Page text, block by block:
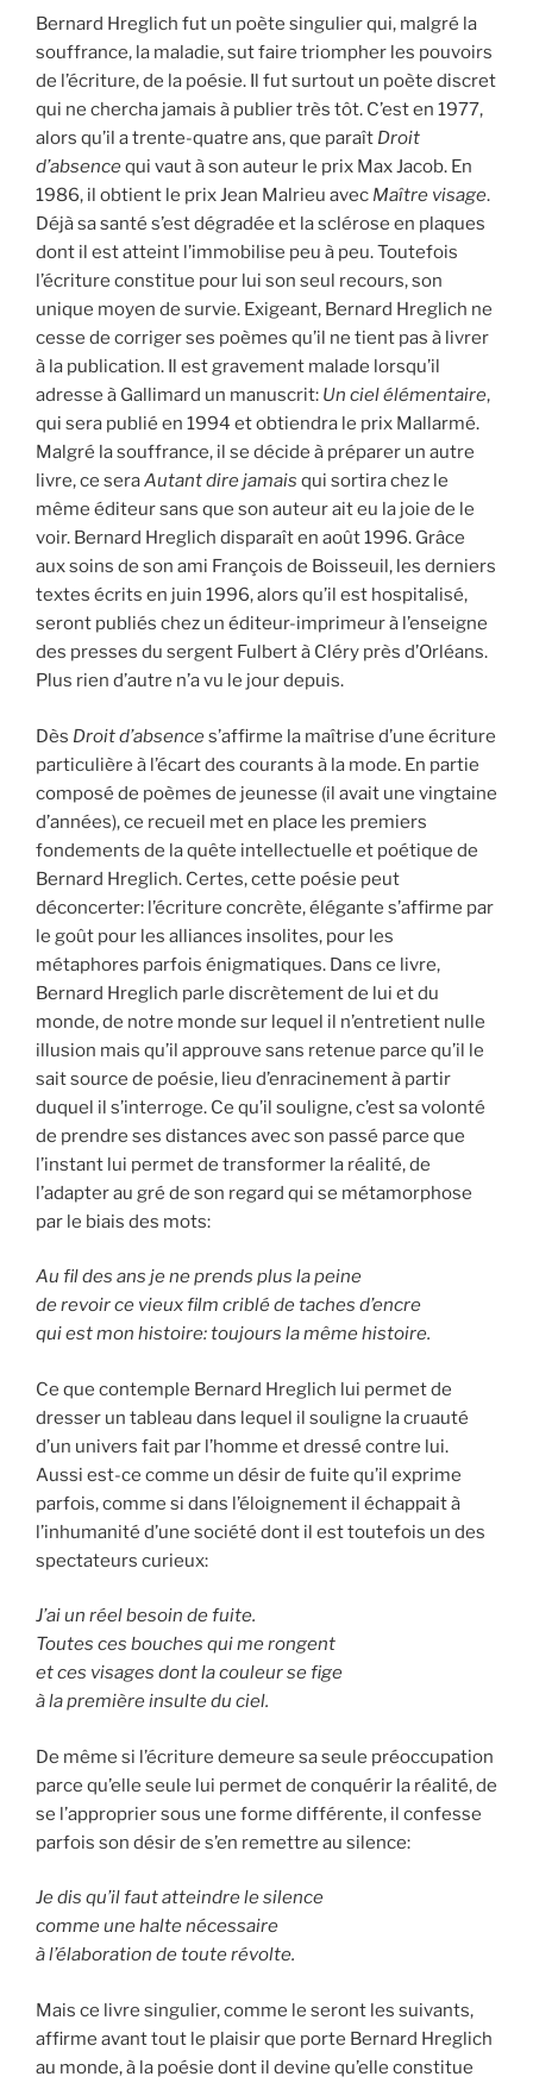
Bernard Hreglich fut un poète singulier qui, malgré la
souffrance, la maladie, sut faire triompher les pouvoirs
de l’écriture, de la poésie. Il fut surtout un poète discret
qui ne chercha jamais à publier très tôt. C’est en 1977,
alors qu’il a trente-quatre ans, que paraît Droit
d’absencequi vaut à son auteur le prix Max Jacob. En
1986, il obtient le prix Jean Malrieu avec Maître visage.
Déjà sa santé s’est dégradée et la sclérose en plaques
dont il est atteint l’immobilise peu à peu. Toutefois
l’écriture constitue pour lui son seul recours, son
unique moyen de survie. Exigeant, Bernard Hreglich ne
cesse de corriger ses poèmes qu’il ne tient pas à livrer
à la publication. Il est gravement malade lorsqu’il
adresse à Gallimard un manuscrit: Un ciel élémentaire,
qui sera publié en 1994 et obtiendra le prix Mallarmé.
Malgré la souffrance, il se décide à préparer un autre
livre, ce seraAutant dire jamais qui sortira chez le
même éditeur sans que son auteur ait eu la joie de le
voir. Bernard Hreglich disparaît en août 1996. Grâce
aux soins de son ami François de Boisseuil, les derniers
textes écrits en juin 1996, alors qu’il est hospitalisé,
seront publiés chez un éditeur-imprimeur à l’enseigne
des presses du sergent Fulbert à Cléry près d’Orléans.
Plus rien d’autre n’a vu le jour depuis.
Dès Droit d’absences’affirme la maîtrise d’une écriture
particulière à l’écart des courants à la mode. En partie
composé de poèmes de jeunesse (il avait une vingtaine
d’années), ce recueil met en place les premiers
fondements de la quête intellectuelle et poétique de
Bernard Hreglich. Certes, cette poésie peut
déconcerter: l’écriture concrète, élégante s’affirme par
le goût pour les alliances insolites, pour les
métaphores parfois énigmatiques. Dans ce livre,
Bernard Hreglich parle discrètement de lui et du
monde, de notre monde sur lequel il n’entretient nulle
illusion mais qu’il approuve sans retenue parce qu’il le
sait source de poésie, lieu d’enracinement à partir
duquel il s’interroge. Ce qu’il souligne, c’est sa volonté
de prendre ses distances avec son passé parce que
l’instant lui permet de transformer la réalité, de
l’adapter au gré de son regard qui se métamorphose
par le biais des mots:
Au fil des ans je ne prends plus la peine
de revoir ce vieux film criblé de taches d’encre
qui est mon histoire: toujours la même histoire.
Ce que contemple Bernard Hreglich lui permet de
dresser un tableau dans lequel il souligne la cruauté
d’un univers fait par l’homme et dressé contre lui.
Aussi est-ce comme un désir de fuite qu’il exprime
parfois, comme si dans l’éloignement il échappait à
l’inhumanité d’une société dont il est toutefois un des
spectateurs curieux:
J’ai un réel besoin de fuite.
Toutes ces bouches qui me rongent
et ces visages dont la couleur se fige
à la première insulte du ciel.
De même si l’écriture demeure sa seule préoccupation
parce qu’elle seule lui permet de conquérir la réalité, de
se l’approprier sous une forme différente, il confesse
parfois son désir de s’en remettre au silence:
Je dis qu’il faut atteindre le silence
comme une halte nécessaire
à l’élaboration de toute révolte.
Mais ce livre singulier, comme le seront les suivants,
affirme avant tout le plaisir que porte Bernard Hreglich
au monde, à la poésie dont il devine qu’elle constitue